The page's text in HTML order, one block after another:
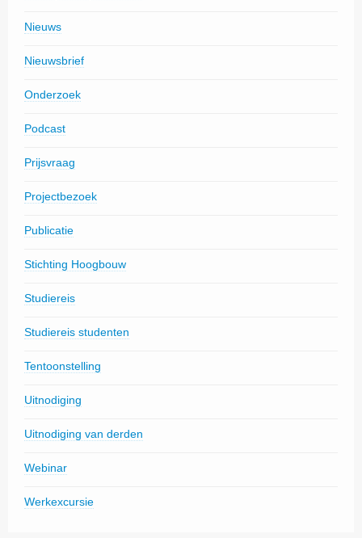
Nieuws
Nieuwsbrief
Onderzoek
Podcast
Prijsvraag
Projectbezoek
Publicatie
Stichting Hoogbouw
Studiereis
Studiereis studenten
Tentoonstelling
Uitnodiging
Uitnodiging van derden
Webinar
Werkexcursie